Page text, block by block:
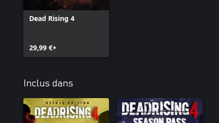
Dead Rising 4
29,99 €+
Inclus dans